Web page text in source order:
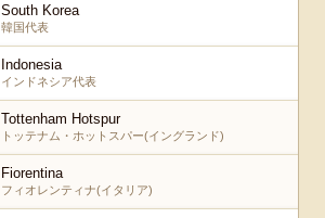
South Korea
韓国代表
Indonesia
インドネシア代表
Tottenham Hotspur
トッテナム・ホットスパー(イングランド)
Fiorentina
フィオレンティナ(イタリア)